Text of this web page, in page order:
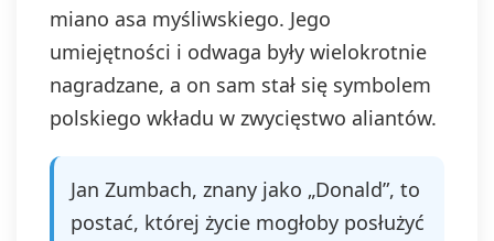
miano asa myśliwskiego. Jego
umiejętności i odwaga były wielokrotnie
nagradzane, a on sam stał się symbolem
polskiego wkładu w zwycięstwo aliantów.
Jan Zumbach, znany jako „Donald”, to
postać, której życie mogłoby posłużyć